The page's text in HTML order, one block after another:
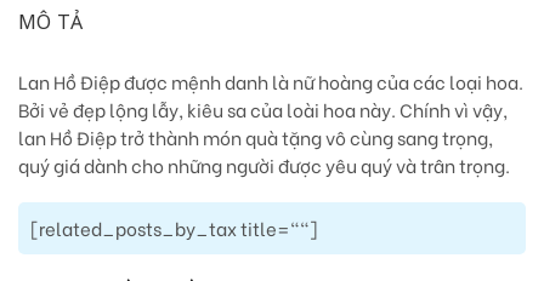
MÔ TẢ
Lan Hồ Điệp được mệnh danh là nữ hoàng của các loại hoa.
Bởi vẻ đẹp lộng lẫy, kiêu sa của loài hoa này. Chính vì vậy,
lan Hồ Điệp trở thành món quà tặng vô cùng sang trọng,
quý giá dành cho những người được yêu quý và trân trọng.
[related_posts_by_tax title=""]